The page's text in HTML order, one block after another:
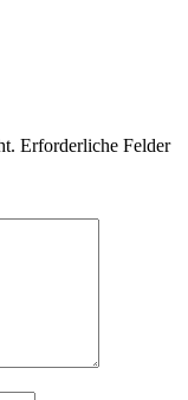
Erforderliche Felder